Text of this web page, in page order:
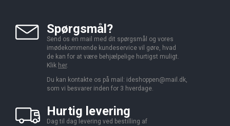
Spørgsmål?
Send os en mail med dit spørgsmål og vores
imødekommende kundeservice vil gøre, hvad
de kan for at være behjælpelige hurtigst muligt.
Klik her.
Du kan kontakte os på mail: ideshoppen@mail.dk,
som vi besvarer inden for 3 hverdage.
Hurtig levering
Dag til dag levering ved bestilling af